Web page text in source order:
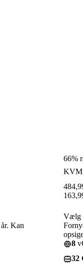
Kan
66%
KVM
Vælg
8
32